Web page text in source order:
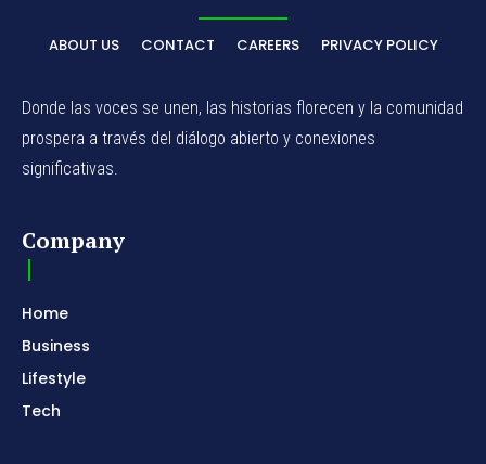
ABOUT US CONTACT CAREERS PRIVACY POLICY
Donde las voces se unen, las historias florecen y la comunidad
prospera a través del diálogo abierto y conexiones
significativas.
Company
Home
Business
Lifestyle
Tech